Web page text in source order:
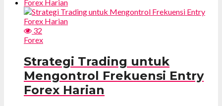
32
Forex
Strategi Trading untuk
Mengontrol Frekuensi Entry
Forex Harian